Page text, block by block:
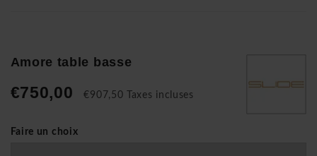
Amore table basse
€750,00 €907,50 Taxes incluses
Faire un choix